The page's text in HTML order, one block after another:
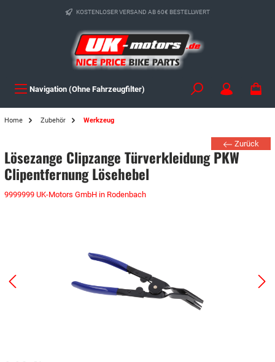
KOSTENLOSER VERSAND AB 60€ BESTELLWERT
Navigation (Ohne Fahrzeugfilter)
Home Zubehör Werkzeug
Zurück
Lösezange Clipzange Türverkleidung PKW
Clipentfernung Lösehebel
9999999 UK-Motors GmbH in Rodenbach